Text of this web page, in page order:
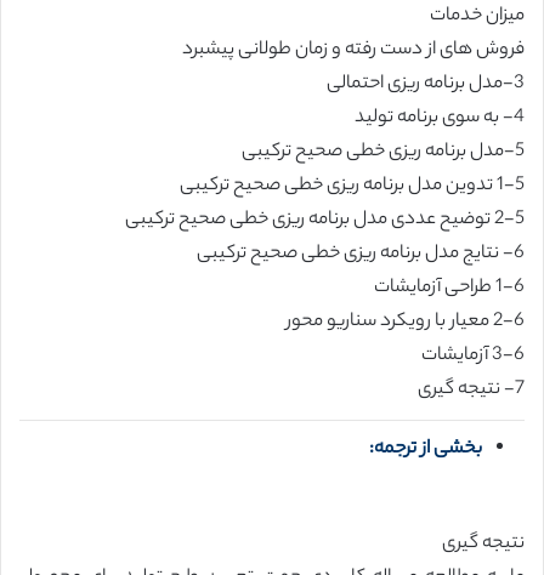
میزان خدمات
فروش های از دست رفته و زمان طولانی پیشبرد
3-مدل برنامه ریزی احتمالی
4- به سوی برنامه تولید
5-مدل برنامه ریزی خطی صحیح ترکیبی
1-5 تدوین مدل برنامه ریزی خطی صحیح ترکیبی
2-5 توضیح عددی مدل برنامه ریزی خطی صحیح ترکیبی
6- نتایج مدل برنامه ریزی خطی صحیح ترکیبی
1-6 طراحی آزمایشات
2-6 معیار با رویکرد سناریو محور
3-6 آزمایشات
7- نتیجه گیری
بخشی از ترجمه:
نتیجه گیری